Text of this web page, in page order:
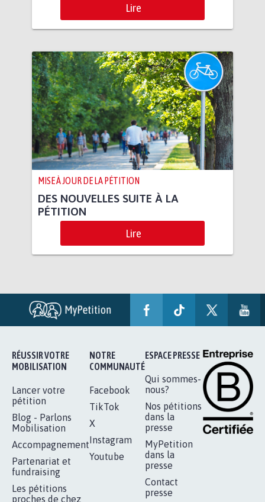
Lire
MISE À JOUR DE LA PÉTITION
DES NOUVELLES SUITE À LA
PÉTITION
Lire
RÉUSSIR VOTRE
MOBILISATION
Lancer votre
pétition
Blog - Parlons
Mobilisation
Accompagnement
Partenariat et
fundraising
Les pétitions
proches de chez
NOTRE
COMMUNAUTÉ
Facebook
TikTok
X
Instagram
Youtube
ESPACE PRESSE
Qui sommes-
nous?
Nos pétitions
dans la
presse
MyPetition
dans la
presse
Contact
presse